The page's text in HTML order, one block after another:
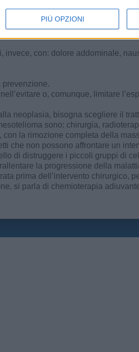
PIÙ OPZIONI
algia alla parte bassa
invece, con: dolore addominale,
prevenzione.
o, comunque, limitare
neoplasia, bisogna scegliere il
sono: chirurgia,
con la rimozione completa della
che non possono affrontare un
di distruggere i piccoli gruppi di
la progressione della
prima dell’intervento chirurgico,
si parla di chemioterapia